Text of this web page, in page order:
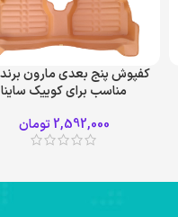
مناسب برای کوییک ساینا
2,592,000 تومان